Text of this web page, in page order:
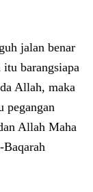
jalan benar
itu barangsiapa
Allah, maka
pegangan
Allah Maha